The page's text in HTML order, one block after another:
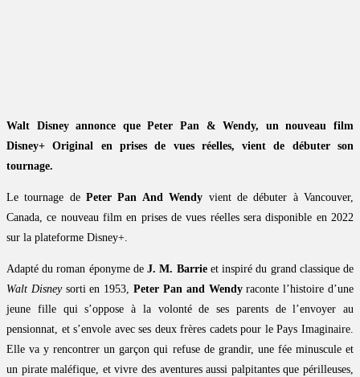
Walt Disney annonce que Peter Pan & Wendy, un nouveau film
Disney+ Original en prises de vues réelles, vient de débuter son
tournage.
Le tournage dePeter Pan And Wendy vient de débuter à Vancouver,
Canada, ce nouveau film en prises de vues réelles sera disponible en 2022
sur la plateforme Disney+.
Adapté du roman éponyme deJ. M. Barrieet inspiré du grand classique de
Walt Disneysorti en 1953,Peter Pan and Wendyraconte l’histoire d’une
jeune fille qui s’oppose à la volonté de ses parents de l’envoyer au
pensionnat, et s’envole avec ses deux frères cadets pour le Pays Imaginaire.
Elle va y rencontrer un garçon qui refuse de grandir, une fée minuscule et
un pirate maléfique, et vivre des aventures aussi palpitantes que périlleuses,